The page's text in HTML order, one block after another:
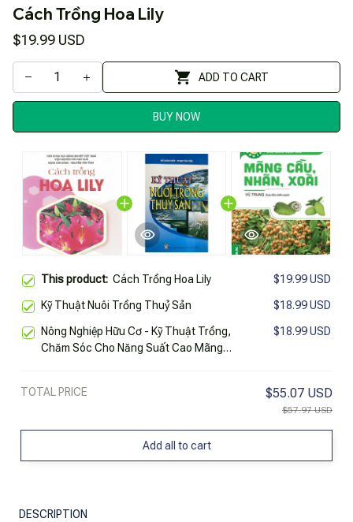
Cách Trồng Hoa Lily
$19.99 USD
ADD TO CART
BUY NOW
This product: Cách Trồng Hoa Lily $19.99 USD
Kỹ Thuật Nuôi Trồng Thuỷ Sản $18.99 USD
Nông Nghiệp Hữu Cơ - Kỹ Thuật Trồng,
Chăm Sóc Cho Năng Suất Cao Mãng
$18.99 USD
TOTAL PRICE $55.07 USD
$57.97 USD
Add all to cart
DESCRIPTION